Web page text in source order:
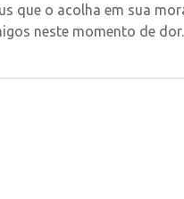
que o acolha em sua
neste momento de dor.